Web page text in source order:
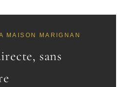
MAISON MARIGNAN
sans